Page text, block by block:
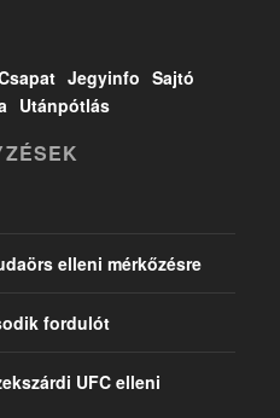
Jegyinfo Sajtó
Utánpótlás
elleni mérkőzésre
fordulót
UFC elleni